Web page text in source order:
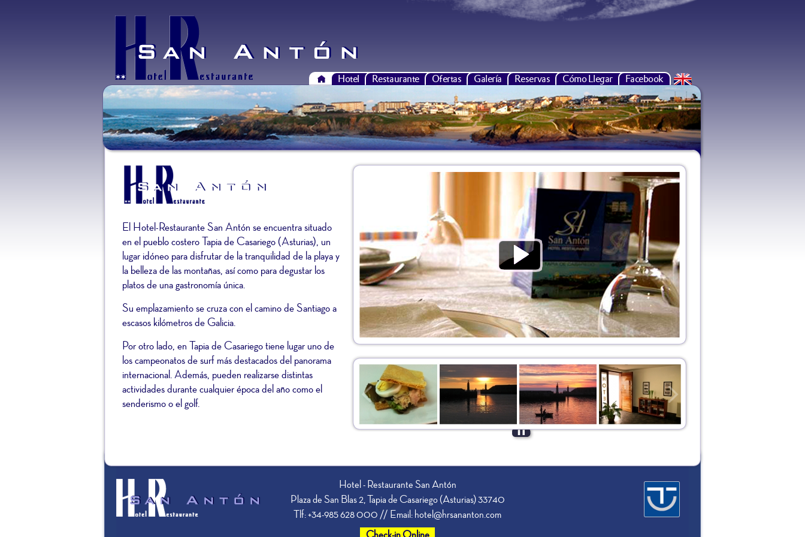
Hotel Restaurante Ofertas Galería Reservas Cómo Llegar Facebook
El Hotel-Restaurante San Antón se encuentra situado
en el pueblo costero Tapia de Casariego (Asturias), un
lugar idóneo para disfrutar de la tranquilidad de la playa y
la belleza de las montañas, así como para degustar los
platos de una gastronomí­a única.
Su emplazamiento se cruza con el camino de Santiago a
escasos kilómetros de Galicia.
Por otro lado, en Tapia de Casariego tiene lugar uno de
los campeonatos de surf más destacados del panorama
internacional. Además, pueden realizarse distintas
actividades durante cualquier época del año como el
senderismo o el golf.
Hotel - Restaurante San Antón
Plaza de San Blas 2, Tapia de Casariego (Asturias) 33740
Tlf: +34-985 628 000 // Email: hotel@hrsananton.com